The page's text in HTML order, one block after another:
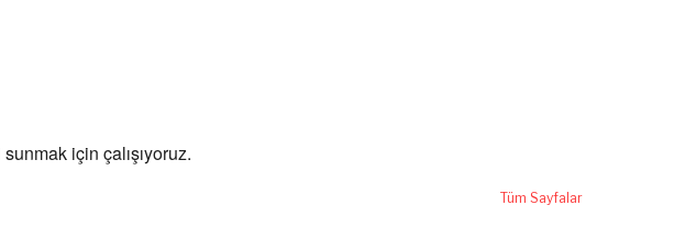
için çalışıyoruz.
Tüm Sayfalar